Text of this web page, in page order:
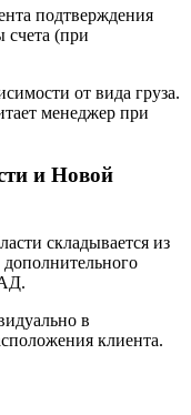
подтверждения
счета (при
от вида груза.
менеджер при
и Новой
складывается из
в
клиента.